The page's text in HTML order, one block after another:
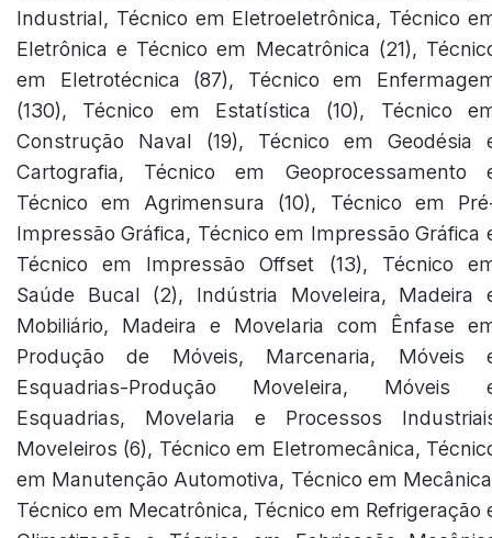
Industrial, Técnico em Eletroeletrônica, Técnico
Eletrônica e Técnico em Mecatrônica (21),
em Eletrotécnica (87), Técnico em
(130), Técnico em Estatística (10), Técnico
Construção Naval (19), Técnico em Geodésia
Cartografia, Técnico em Geoprocessamento
Técnico em Agrimensura (10), Técnico em
Impressão Gráfica, Técnico em Impressão Gráfica
Técnico em Impressão Offset (13), Técnico
Saúde Bucal (2), Indústria Moveleira, Madeira
Mobiliário, Madeira e Movelaria com Ênfase
Produção de Móveis, Marcenaria, Móveis
Esquadrias-Produção Moveleira, Móveis
Esquadrias, Movelaria e Processos
Moveleiros (6), Técnico em Eletromecânica,
em Manutenção Automotiva, Técnico em
Técnico em Mecatrônica, Técnico em Refrigeração